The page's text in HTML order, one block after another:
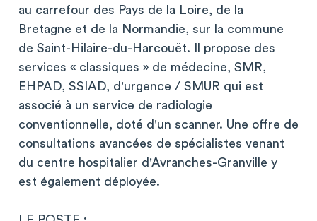
au carrefour des Pays de la Loire, de la
Bretagne et de la Normandie, sur la commune
de Saint-Hilaire-du-Harcouët. Il propose des
services « classiques » de médecine, SMR,
EHPAD, SSIAD, d'urgence / SMUR qui est
associé à un service de radiologie
conventionnelle, doté d'un scanner. Une offre de
consultations avancées de spécialistes venant
du centre hospitalier d'Avranches-Granville y
est également déployée.